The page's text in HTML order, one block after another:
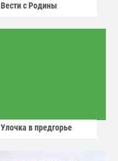
Вести с Родины
Улочка в предгорье